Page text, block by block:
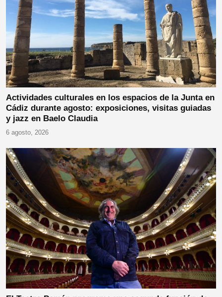
Actividades culturales en los espacios de la Junta en
Cádiz durante agosto: exposiciones, visitas guiadas
y jazz en Baelo Claudia
6 agosto, 2026